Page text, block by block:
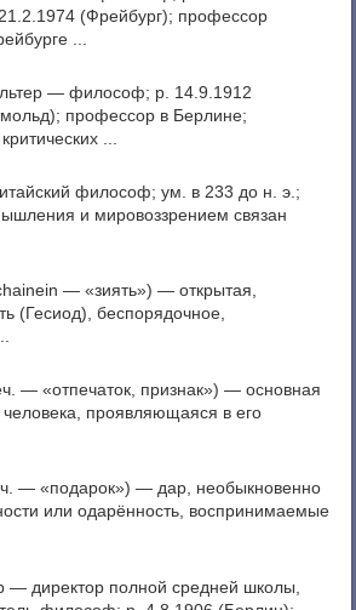
(Фрейбург); профессор
...
— философ; p. 14.9.1912
профессор в Берлине;
...
философ; ум. в 233 до н. э.;
и мировоззрением связан
— «зиять») — открытая,
(Гесиод), беспорядочное,
— «отпечаток, признак») — основная
проявляющаяся в его
— «подарок») — дар, необыкновенно
или одарённость, воспринимаемые
— директор полной средней школы,